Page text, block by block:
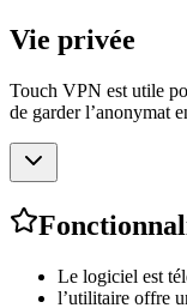
Vie privée
Touch VPN est utile
de garder l’anonymat
Le logiciel est
l’utilitaire offre